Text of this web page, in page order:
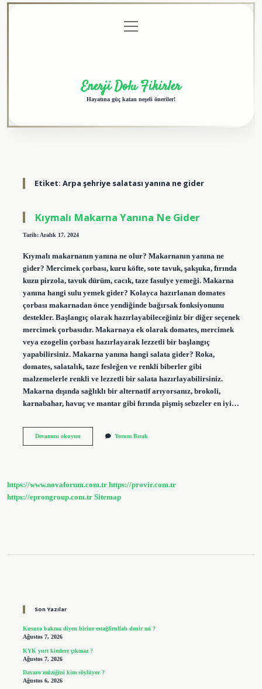
menüyü
aç
Enerji Dolu Fikirler
Hayatına güç katan neşeli öneriler!
Etiket: Arpa şehriye salatası yanına ne gider
Kıymalı Makarna Yanına Ne Gider
Tarih: Aralık 17, 2024
Kıymalı makarnanın yanına ne olur? Makarnanın yanına ne
gider? Mercimek çorbası, kuru köfte, sote tavuk, şakşuka, fırında
kuzu pirzola, tavuk dürüm, cacık, taze fasulye yemeği. Makarna
yanına hangi sulu yemek gider? Kolayca hazırlanan domates
çorbası makarnadan önce yendiğinde bağırsak fonksiyonunu
destekler. Başlangıç ​​olarak hazırlayabileceğiniz bir diğer seçenek
mercimek çorbasıdır. Makarnaya ek olarak domates, mercimek
veya ezogelin çorbası hazırlayarak lezzetli bir başlangıç ​​
yapabilirsiniz. Makarna yanına hangi salata gider? Roka,
domates, salatalık, taze fesleğen ve renkli biberler gibi
malzemelerle renkli ve lezzetli bir salata hazırlayabilirsiniz.
Makarna dışında sağlıklı bir alternatif arıyorsanız, brokoli,
karnabahar, havuç ve mantar gibi fırında pişmiş sebzeler en iyi…
Devamını okuyunKıymalı
Yorum Bırak
https://www.novaforum.com.tr https://provir.com.tr
https://eprongroup.com.tr Sitemap
Son Yazılar
Kusura bakma diyen birine estağfirullah denir mi ?
Ağustos 7, 2026
KYK yurt kimlere çıkmaz ?
Ağustos 7, 2026
Davaro müziğini kim söylüyor ?
Ağustos 6, 2026